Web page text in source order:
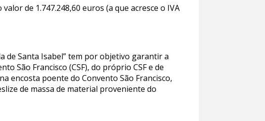
de 1.747.248,60 euros (a que acresce o IVA
de Santa Isabel” tem por objetivo garantir a
São Francisco (CSF), do próprio CSF e de
encosta poente do Convento São Francisco,
de massa de material proveniente do